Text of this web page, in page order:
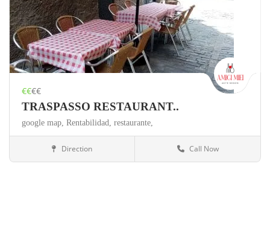
€€€€
TRASPASSO RESTAURANT..
google map, Rentabilidad, restaurante,
Restaurantes Barcelona
Direction Call Now